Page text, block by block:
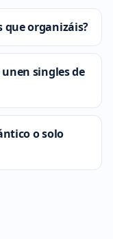
que organizáis?
singles de
o solo